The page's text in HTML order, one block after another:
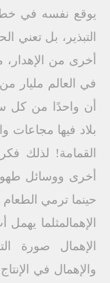
يوقع نفسه في
التبذير، بل تعني
أخرى من الإهدار،
في العالم مليار
أن واحدًا من كل
بلاد فيها مجاعات
القمامة! لذلك
أخرى ووسائل طهو
الإهمالمثلما
الإهمال صورة
والإهمال في